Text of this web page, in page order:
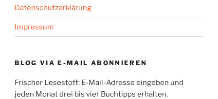
Datenschutzerklärung
Impressum
BLOG VIA E-MAIL ABONNIEREN
Frischer Lesestoff: E-Mail-Adresse eingeben und
jeden Monat drei bis vier Buchtipps erhalten.